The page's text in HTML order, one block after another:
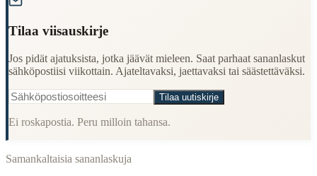
Cultural Context
Language:Finnish (suomi)
Origin:Finland
Tilaa viisauskirje
Jos pidät ajatuksista, jotka jäävät mieleen. Saat parhaat sananlaskut
sähköpostiisi viikottain. Ajateltavaksi, jaettavaksi tai säästettäväksi.
Tilaa uutiskirje
Ei roskapostia. Peru milloin tahansa.
Samankaltaisia sananlaskuja